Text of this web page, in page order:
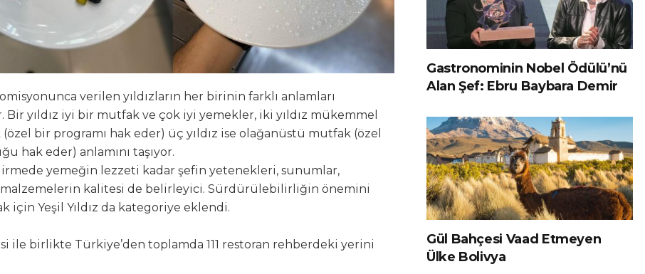
verilen yıldızların her birinin farklı anlamları
yıldız iyi bir mutfak ve çok iyi yemekler, iki yıldız mükemmel
bir programı hak eder) üç yıldız ise olağanüstü mutfak (özel
hak eder) anlamını taşıyor.
yemeğin lezzeti kadar şefin yetenekleri, sunumlar,
malzemelerin kalitesi de belirleyici. Sürdürülebilirliğin önemini
için Yeşil Yıldız da kategoriye eklendi.
ile birlikte Türkiye’den toplamda 111 restoran rehberdeki yerini
Gastronominin Nobel Ödülü’nü
Alan Şef: Ebru Baybara Demir
Gül Bahçesi Vaad Etmeyen
Ülke Bolivya